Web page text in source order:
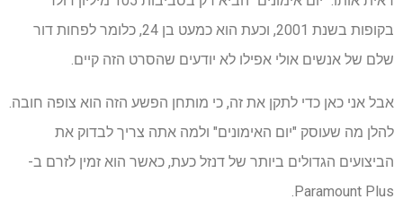
בקופות בשנת 2001, וכעת הוא כמעט בן 24, כלומר לפחות דור
שלם של אנשים אולי אפילו לא יודעים שהסרט הזה קיים.
אבל אני כאן כדי לתקן את זה, כי מותחן הפשע הזה הוא צופה חובה.
להלן מה שעוסק "יום האימונים" ולמה אתה צריך לבדוק את
הביצועים הגדולים ביותר של דנזל כעת, כאשר הוא זמין לזרם ב-
Paramount Plus.